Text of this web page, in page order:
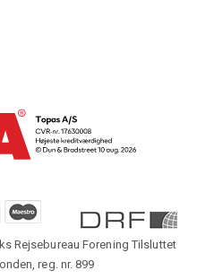
Rejsebureau Forening Tilsluttet
reg. nr. 899